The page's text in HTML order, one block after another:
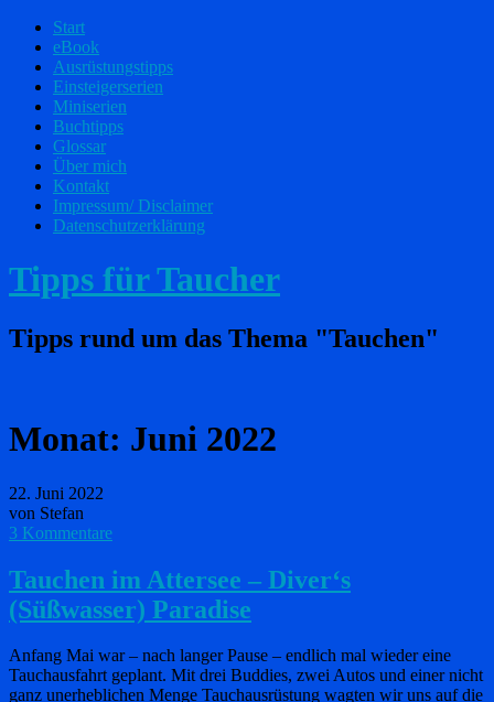
Start
eBook
Ausrüstungstipps
Einsteigerserien
Miniserien
Buchtipps
Glossar
Über mich
Kontakt
Impressum/ Disclaimer
Datenschutzerklärung
Tipps für Taucher
Tipps rund um das Thema "Tauchen"
Monat: Juni 2022
22. Juni 2022
von Stefan
3 Kommentare
Tauchen im Attersee – Diver‘s
(Süßwasser) Paradise
Anfang Mai war – nach langer Pause – endlich mal wieder eine
Tauchausfahrt geplant. Mit drei Buddies, zwei Autos und einer nicht
ganz unerheblichen Menge Tauchausrüstung wagten wir uns auf die